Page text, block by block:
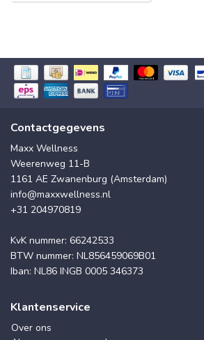
Contactgegevens
Maxx Wellness
Weerenweg 11-B
1161 AE Zwanenburg (Amsterdam)
info@maxxwellness.nl
+31 204970819
KvK nummer: 66242533
BTW nummer: NL856459069B01
Iban: NL86 INGB 0005 346373
Klantenservice
Over ons